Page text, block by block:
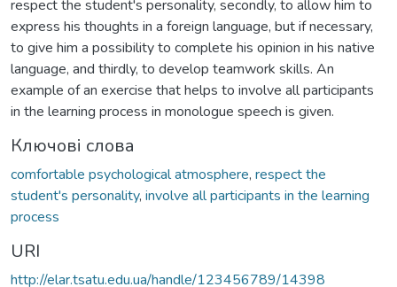
respect the student's personality, secondly, to allow him to
express his thoughts in a foreign language, but if necessary,
to give him a possibility to complete his opinion in his native
language, and thirdly, to develop teamwork skills. An
example of an exercise that helps to involve all participants
in the learning process in monologue speech is given.
Ключові слова
comfortable psychological atmosphere, respect the
student's personality, involve all participants in the learning
process
URI
http://elar.tsatu.edu.ua/handle/123456789/14398